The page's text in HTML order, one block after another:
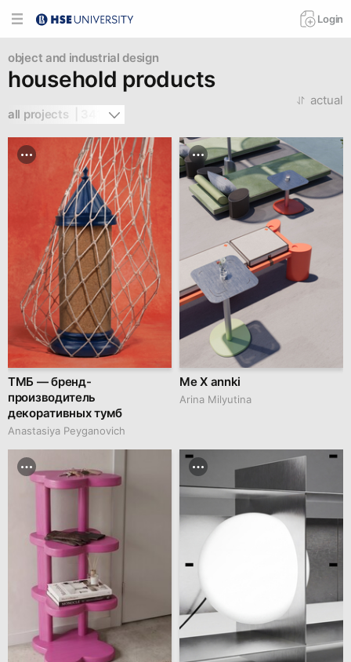
Login
object and industrial design
household products
all projects  | 341
actual
ТМБ — бренд-
производитель
декоративных тумб
Anastasiya Peyganovich
Me X annki
Arina Milyutina